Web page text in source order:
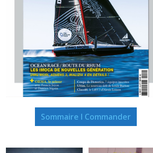
Sommaire I Commander